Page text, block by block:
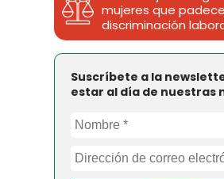
mujeres que
discriminación
Suscríbete a la
estar al día de nuestras